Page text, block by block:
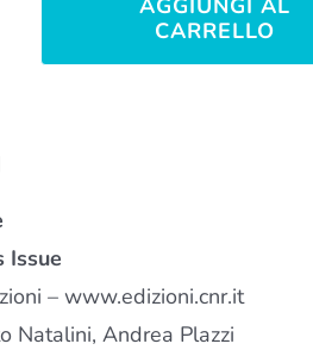
AGGIUNGI AL
CARRELLO
Issue
– www.edizioni.cnr.it
Natalini, Andrea Plazzi